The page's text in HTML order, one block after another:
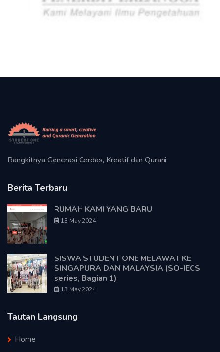
Bangkitnya Generasi Cerdas, Kreatif dan Qurani
Berita Terbaru
RUMAH KAMI YANG BARU
13 May 2024
SISWA STUDENT ONE MELAWAT KE
SINGAPURA DAN MALAYSIA (SO-IECS
series, Bagian 1)
13 May 2024
Tautan Langsung
Home